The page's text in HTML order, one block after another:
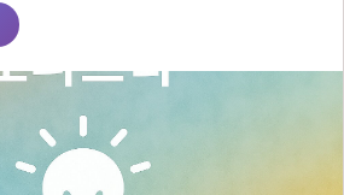
만, 동시에 운영 중단·폐업·이전과 같은
께 키웠다. 따라서 최신 오피 정보를 실시
플랫폼의 필요성이 그 어느 때보다 높아